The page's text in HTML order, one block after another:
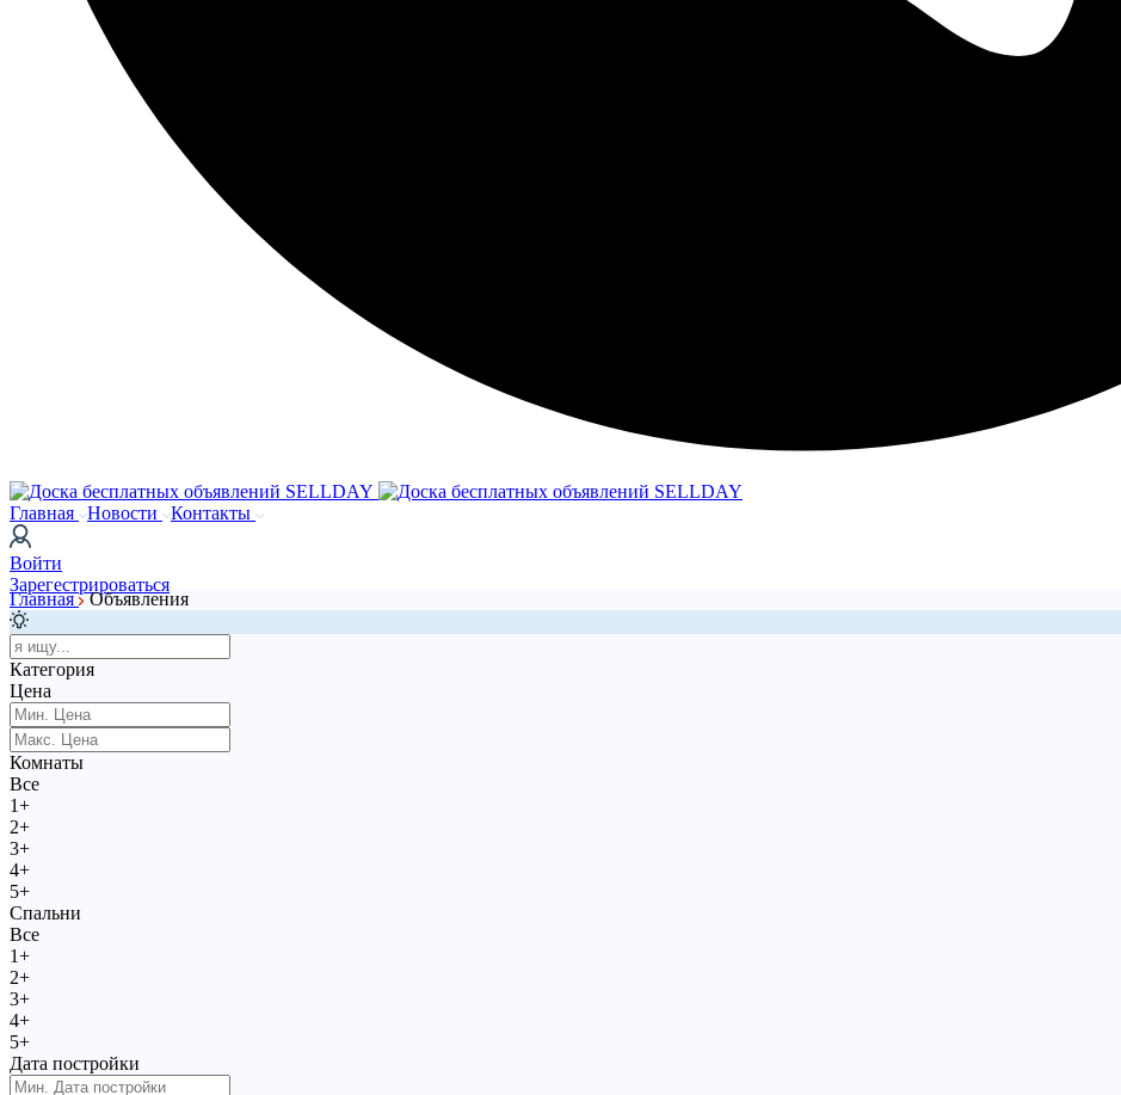
Главная Новости Контакты
Войти
Зарегестрироваться
Доб. объявление
Главная Объявления
Категория
Цена
Комнаты
Все
1+
2+
3+
4+
5+
Спальни
Все
1+
2+
3+
4+
5+
Дата постройки